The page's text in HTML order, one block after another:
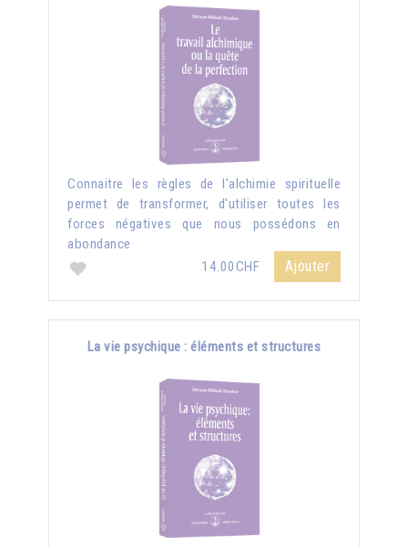
Connaitre les règles de l'alchimie spirituelle
permet de transformer, d'utiliser toutes les
forces négatives que nous possédons en
abondance
14.00CHF
Ajouter
La vie psychique : éléments et structures